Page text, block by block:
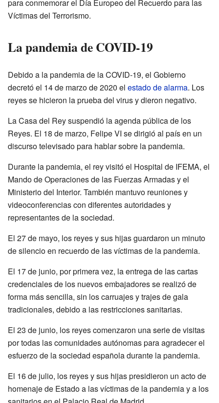
para conmemorar el Día Europeo del Recuerdo para las
Víctimas del Terrorismo.
La pandemia de COVID-19
Debido a la pandemia de la COVID-19, el Gobierno
decretó el 14 de marzo de 2020 el estado de alarma. Los
reyes se hicieron la prueba del virus y dieron negativo.
La Casa del Rey suspendió la agenda pública de los
Reyes. El 18 de marzo, Felipe VI se dirigió al país en un
discurso televisado para hablar sobre la pandemia.
Durante la pandemia, el rey visitó el Hospital de IFEMA, el
Mando de Operaciones de las Fuerzas Armadas y el
Ministerio del Interior. También mantuvo reuniones y
videoconferencias con diferentes autoridades y
representantes de la sociedad.
El 27 de mayo, los reyes y sus hijas guardaron un minuto
de silencio en recuerdo de las víctimas de la pandemia.
El 17 de junio, por primera vez, la entrega de las cartas
credenciales de los nuevos embajadores se realizó de
forma más sencilla, sin los carruajes y trajes de gala
tradicionales, debido a las restricciones sanitarias.
El 23 de junio, los reyes comenzaron una serie de visitas
por todas las comunidades autónomas para agradecer el
esfuerzo de la sociedad española durante la pandemia.
El 16 de julio, los reyes y sus hijas presidieron un acto de
homenaje de Estado a las víctimas de la pandemia y a los